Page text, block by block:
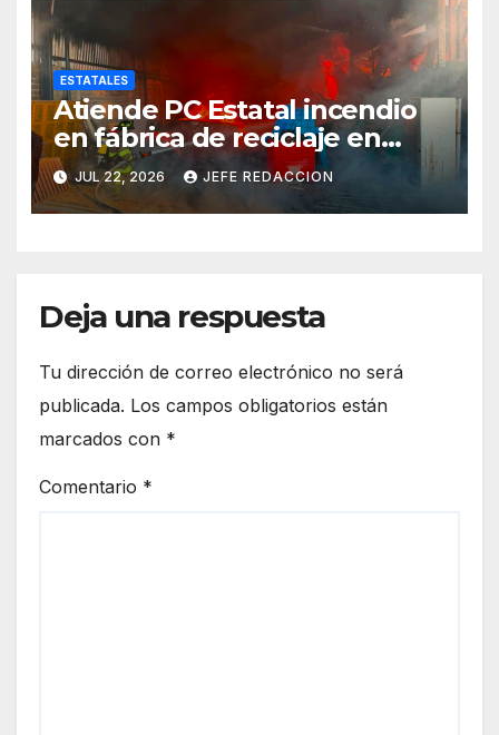
ESTATALES
Atiende PC Estatal incendio
en fábrica de reciclaje en
Morelia
JUL 22, 2026 JEFE REDACCION
Deja una respuesta
Tu dirección de correo electrónico no será
publicada. Los campos obligatorios están
marcados con *
Comentario *